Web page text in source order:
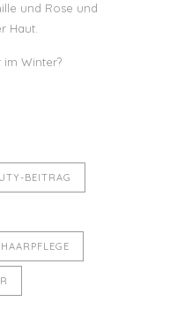
und Rose und
Haut.
im Winter?
BEITRAG
HAARPFLEGE